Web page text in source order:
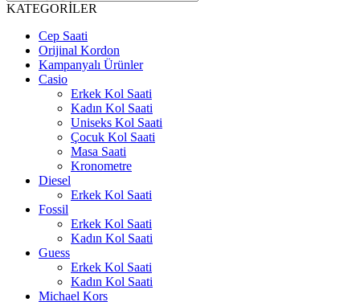
KATEGORİLER
Cep Saati
Orijinal Kordon
Kampanyalı Ürünler
Casio
Erkek Kol Saati
Kadın Kol Saati
Uniseks Kol Saati
Çocuk Kol Saati
Masa Saati
Kronometre
Diesel
Erkek Kol Saati
Fossil
Erkek Kol Saati
Kadın Kol Saati
Guess
Erkek Kol Saati
Kadın Kol Saati
Michael Kors